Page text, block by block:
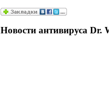
Новости антивируса Dr.